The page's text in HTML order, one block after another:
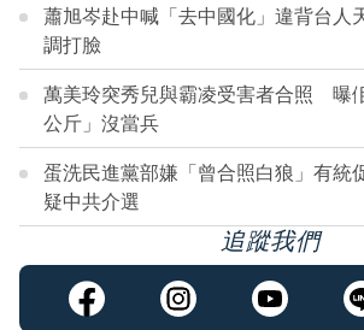
蕭旭岑赴中喊「去中國化」違背台
調打臉
萬美玲突秀兒與霸凌受害者合照 曝
公斤」沒當兵
蛋洗民進黨部嫌「曾合照白狼」有
疑中共介選
追蹤我們